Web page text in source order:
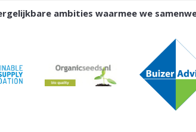
ambities waarmee we